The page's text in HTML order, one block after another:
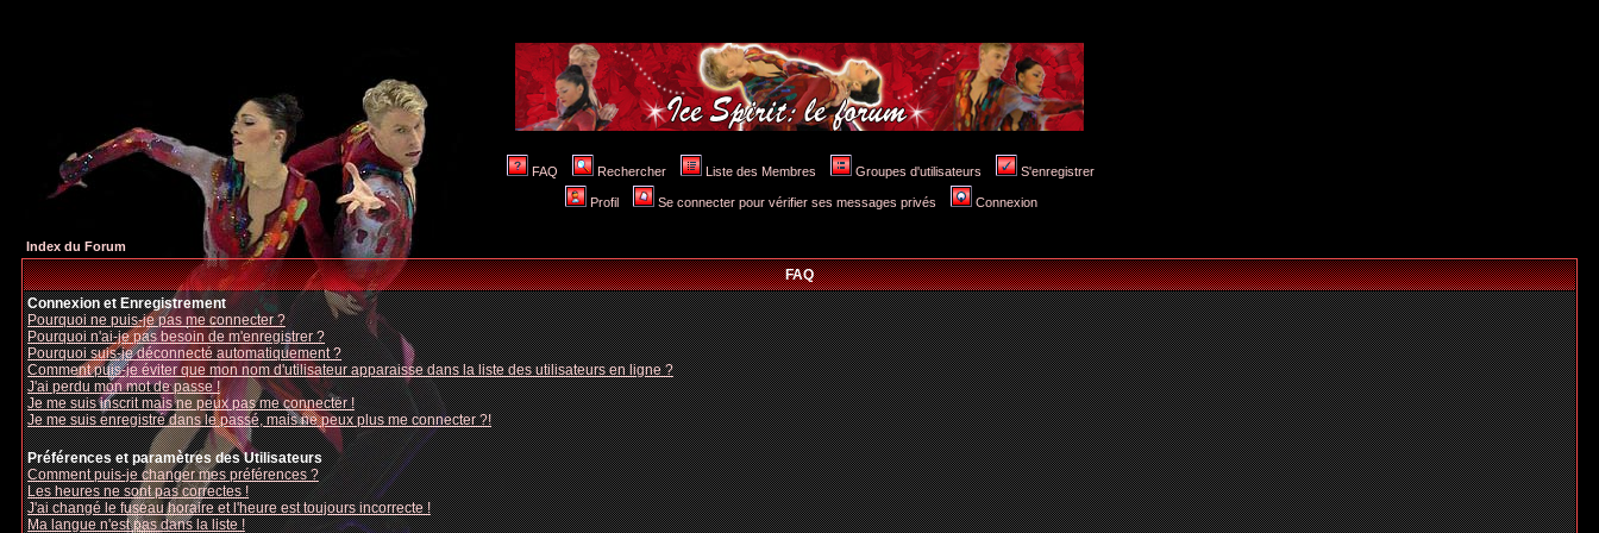
FAQ Rechercher Liste des Membres Groupes d'utilisateurs S'enregistrer
Profil Se connecter pour vérifier ses messages privés Connexion
Index du Forum
FAQ
Connexion et Enregistrement
Pourquoi ne puis-je pas me connecter ?
Pourquoi n'ai-je pas besoin de m'enregistrer ?
Pourquoi suis-je déconnecté automatiquement ?
Comment puis-je éviter que mon nom d'utilisateur apparaisse dans la liste des utilisateurs en ligne ?
J'ai perdu mon mot de passe !
Je me suis inscrit mais ne peux pas me connecter !
Je me suis enregistré dans le passé, mais ne peux plus me connecter ?!
Préférences et paramètres des Utilisateurs
Comment puis-je changer mes préférences ?
Les heures ne sont pas correctes !
J'ai changé le fuseau horaire et l'heure est toujours incorrecte !
Ma langue n'est pas dans la liste !